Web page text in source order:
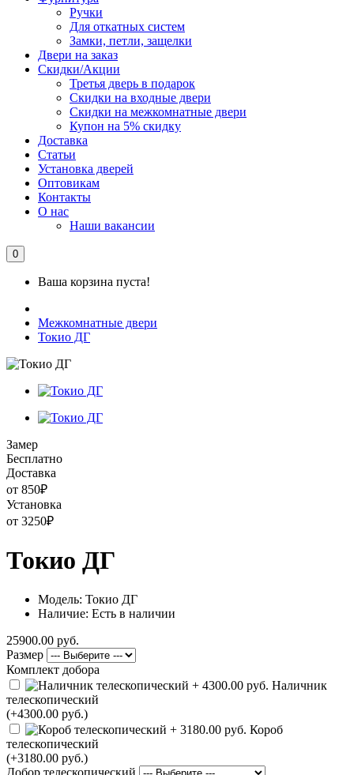
Ручки
Для откатных систем
Замки, петли, защелки
Двери на заказ
Скидки/Акции
Третья дверь в подарок
Скидки на входные двери
Скидки на межкомнатные двери
Купон на 5% скидку
Доставка
Статьи
Установка дверей
Оптовикам
Контакты
О нас
Наши вакансии
0
Ваша корзина пуста!
Межкомнатные двери
Токио ДГ
Замер
Бесплатно
Доставка
от 850₽
Установка
от 3250₽
Токио ДГ
Модель: Токио ДГ
Наличие: Есть в наличии
25900.00 руб.
Размер
Комплект добора
Наличник
телескопический
(+4300.00 руб.)
Короб
телескопический
(+3180.00 руб.)
Добор телескопический